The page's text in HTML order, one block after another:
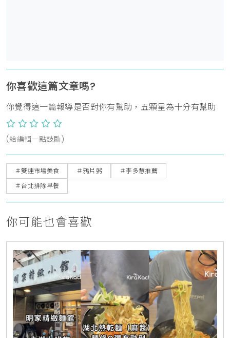
你喜歡這篇文章嗎?
你覺得這一篇報導是否對你有幫助，五顆星為十分有幫助
(給編輯一點鼓勵)
＃雙連市場美食 ＃鴉片粥
＃李多慧推薦
＃台北排隊早餐
你可能也會喜歡